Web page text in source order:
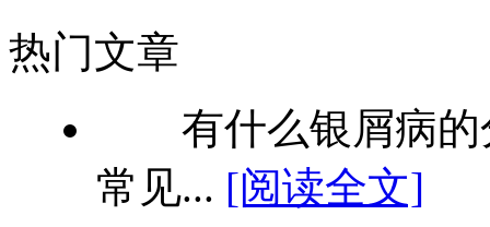
热门文章
有什么银屑病的
常见... [阅读全文]